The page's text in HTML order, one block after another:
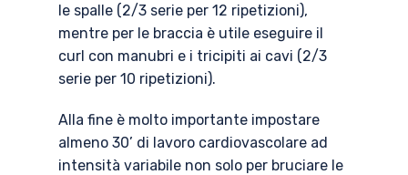
le spalle (2/3 serie per 12 ripetizioni),
mentre per le braccia è utile eseguire il
curl con manubri e i tricipiti ai cavi (2/3
serie per 10 ripetizioni).
Alla fine è molto importante impostare
almeno 30’ di lavoro cardiovascolare ad
intensità variabile non solo per bruciare le